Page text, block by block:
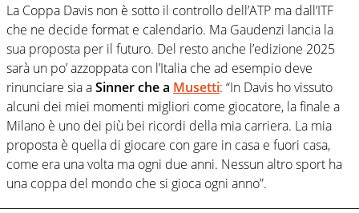
La Coppa Davis non è sotto il controllo dell’ATP ma dall’ITF
che ne decide format e calendario. Ma Gaudenzi lancia la
sua proposta per il futuro. Del resto anche l’edizione 2025
sarà un po’ azzoppata con l’Italia che ad esempio deve
rinunciare sia aSinner che a Musetti: “In Davis ho vissuto
alcuni dei miei momenti migliori come giocatore, la finale a
Milano è uno dei più bei ricordi della mia carriera. La mia
proposta è quella di giocare con gare in casa e fuori casa,
come era una volta ma ogni due anni. Nessun altro sport ha
una coppa del mondo che si gioca ogni anno”.